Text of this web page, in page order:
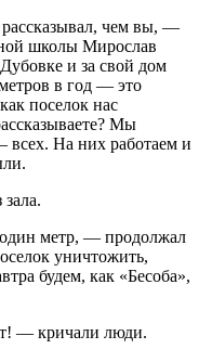
чем вы, —
школы Мирослав
и за свой дом
в год — это
поселок нас
Мы
всех. На них работаем и
метр, — продолжал
уничтожить,
будем, как «Бесоба»,
— кричали люди.